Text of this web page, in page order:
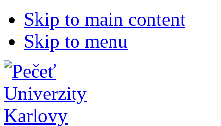
Skip to main content
Skip to menu